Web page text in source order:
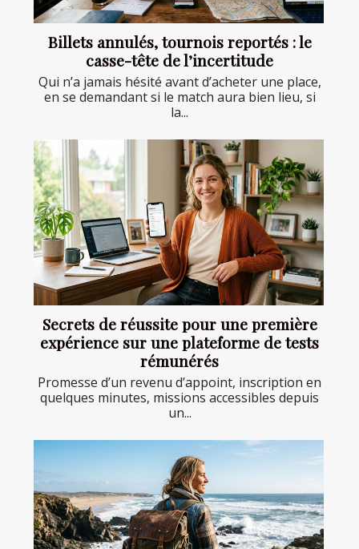
Billets annulés, tournois reportés : le
casse-tête de l’incertitude
Qui n’a jamais hésité avant d’acheter une place,
en se demandant si le match aura bien lieu, si
la...
Secrets de réussite pour une première
expérience sur une plateforme de tests
rémunérés
Promesse d’un revenu d’appoint, inscription en
quelques minutes, missions accessibles depuis
un...